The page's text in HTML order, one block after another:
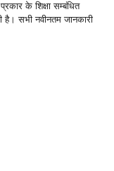
के शिक्षा सम्बंधित
सभी नवीनतम जानकारी